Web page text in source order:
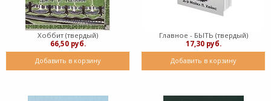
Хоббит (твердый)
66,50 руб.
Добавить в корзину
Главное - БЫТЬ (твердый)
17,30 руб.
Добавить в корзину